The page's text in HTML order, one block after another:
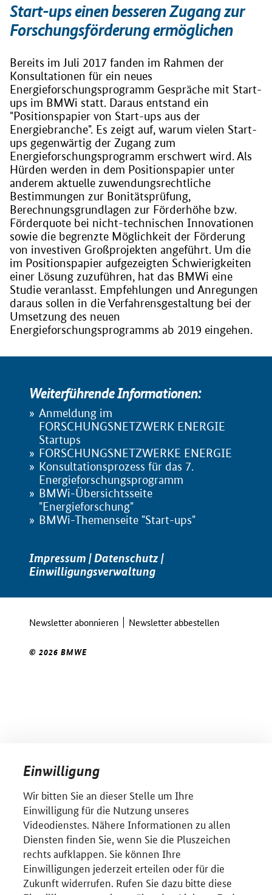
Start-ups einen besseren Zugang zur
Forschungsförderung ermöglichen
Bereits im Juli 2017 fanden im Rahmen der
Konsultationen für ein neues
Energieforschungsprogramm Gespräche mit Start-
ups im BMWi statt. Daraus entstand ein
"Positionspapier von Start-ups aus der
Energiebranche". Es zeigt auf, warum vielen Start-
ups gegenwärtig der Zugang zum
Energieforschungsprogramm erschwert wird. Als
Hürden werden in dem Positionspapier unter
anderem aktuelle zuwendungsrechtliche
Bestimmungen zur Bonitätsprüfung,
Berechnungsgrundlagen zur Förderhöhe bzw.
Förderquote bei nicht-technischen Innovationen
sowie die begrenzte Möglichkeit der Förderung
von investiven Großprojekten angeführt. Um die
im Positionspapier aufgezeigten Schwierigkeiten
einer Lösung zuzuführen, hat das BMWi eine
Studie veranlasst. Empfehlungen und Anregungen
daraus sollen in die Verfahrensgestaltung bei der
Umsetzung des neuen
Energieforschungsprogramms ab 2019 eingehen.
Weiterführende Informationen:
Anmeldung im
FORSCHUNGSNETZWERK ENERGIE
Startups
FORSCHUNGSNETZWERKE ENERGIE
Konsultationsprozess für das 7.
Energieforschungsprogramm
BMWi-Übersichtsseite
"Energieforschung"
BMWi-Themenseite "Start-ups"
Impressum |Datenschutz|
Einwilligungsverwaltung
Newsletter abonnieren Newsletter abbestellen
© 2026 BMWE
Einwilligung
Wir bitten Sie an dieser Stelle um Ihre
Einwilligung für die Nutzung unseres
Videodienstes. Nähere Informationen zu allen
Diensten finden Sie, wenn Sie die Pluszeichen
rechts aufklappen. Sie können Ihre
Einwilligungen jederzeit erteilen oder für die
Zukunft widerrufen. Rufen Sie dazu bitte diese